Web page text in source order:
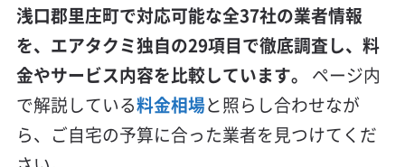
浅口郡里庄町で対応可能な全37社の業者情報
を、エアタクミ独自の29項目で徹底調査し、料
金やサービス内容を比較しています。
ページ内
で解説している料金相場と照らし合わせなが
ら、ご自宅の予算に合った業者を見つけてくだ